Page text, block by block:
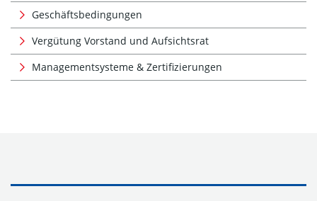
Geschäftsbedingungen
Vergütung Vorstand und Aufsichtsrat
Managementsysteme & Zertifizierungen